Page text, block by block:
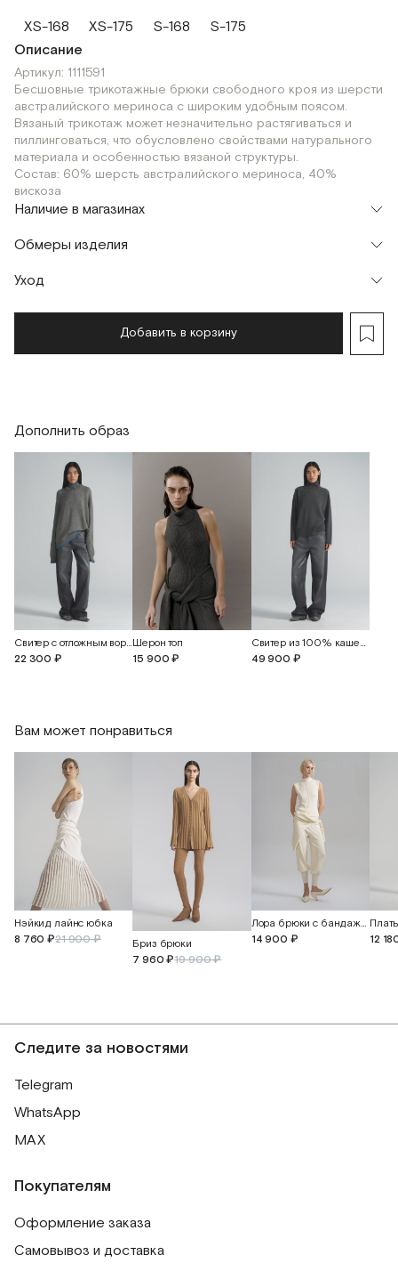
XS-168 XS-175 S-168
S-175
Описание
Артикул: 1111591
Бесшовные трикотажные брюки свободного кроя из шерсти
австралийского мериноса с широким удобным поясом.
Вязаный трикотаж может незначительно растягиваться и
пиллинговаться, что обусловлено свойствами натурального
материала и особенностью вязаной структуры.
Состав: 60% шерсть австралийского мериноса, 40%
вискоза
Наличие в магазинах
г. Москва, Малая Бронная 24/3
S-175
Обмеры изделия
Мерки, см
62
Уход
Добавить в корзину
Дополнить образ
Свитер с отложным воротником
22 300 ₽
Шерон топ
15 900 ₽
Свитер из 100% кашемира
49 900 ₽
Вам может понравиться
Нэйкид лайнс юбка
8 760 ₽21 900 ₽
Бриз брюки
7 960 ₽19 900 ₽
Лора брюки с бандажным поясом и манжетами
14 900 ₽
12
Следите за новостями
Telegram
WhatsApp
MAX
Покупателям
Оформление заказа
Самовывоз и доставка